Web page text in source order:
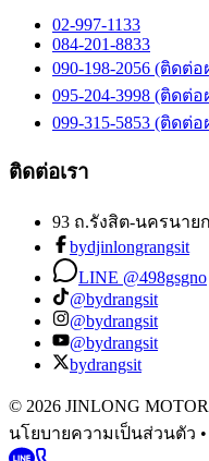
02-997-1133
084-201-8833
090-198-2056 (ติดต่
095-204-3998 (ติดต่
099-315-5853 (ติดต่
ติดต่อเรา
93 ถ.รังสิต-นครนา
bydjinlongrangsit
LINE @498gsgno
@bydrangsit
@bydrangsit
@bydrangsit
bydrangsit
© 2026 JINLONG
นโยบายความเป็นส่วนตัว